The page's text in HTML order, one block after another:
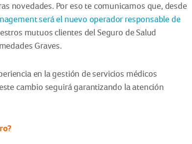
novedades. Por eso te comunicamos que, desde
será el nuevo operador responsable de
mutuos clientes del Seguro de Salud
Graves.
en la gestión de servicios médicos
cambio seguirá garantizando la atención